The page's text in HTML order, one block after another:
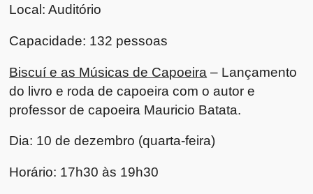
Local: Auditório
Capacidade: 132 pessoas
Biscuí e as Músicas de Capoeira – Lançamento
do livro e roda de capoeira com o autor e
professor de capoeira Mauricio Batata.
Dia: 10 de dezembro (quarta-feira)
Horário: 17h30 às 19h30